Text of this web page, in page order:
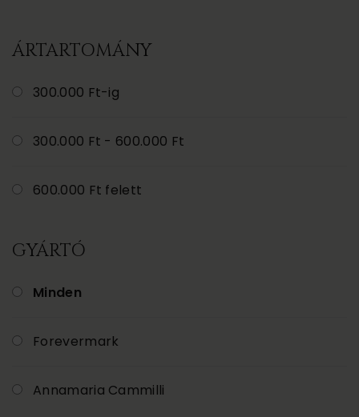
ÁRTARTOMÁNY
300.000 Ft-ig
300.000 Ft - 600.000 Ft
600.000 Ft felett
GYÁRTÓ
Minden
Forevermark
Annamaria Cammilli